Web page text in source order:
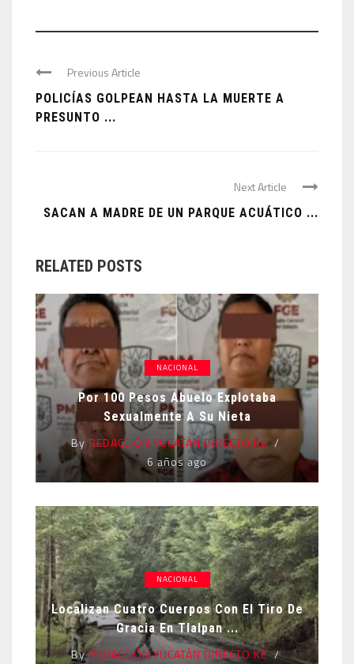
Previous Article
POLICÍAS GOLPEAN HASTA LA MUERTE A
PRESUNTO ...
Next Article
SACAN A MADRE DE UN PARQUE ACUÁTICO ...
RELATED POSTS
NACIONAL
Por 100 Pesos Abuelo Explotaba
Sexualmente A Su Nieta
ByREDACCIÓN YUCATÁN DIRECTO KE
6 años ago
NACIONAL
Localizan Cuatro Cuerpos Con El Tiro De
Gracia En Tlalpan ...
ByREDACCIÓN YUCATÁN DIRECTO KE